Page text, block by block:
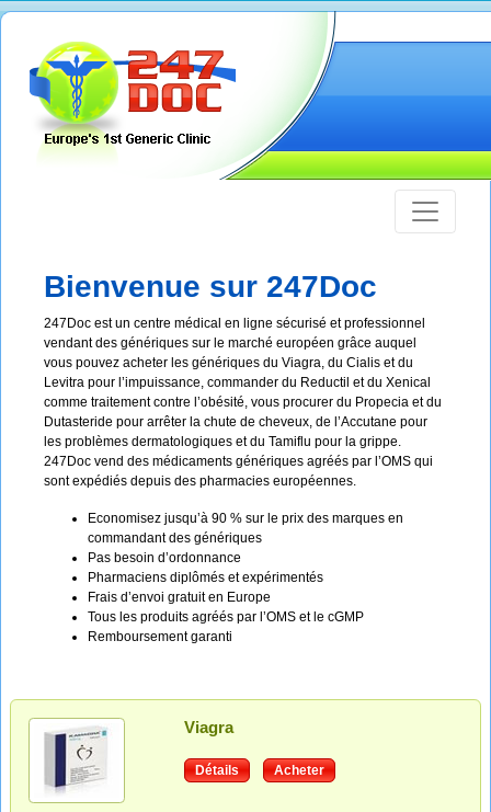
Bienvenue sur 247Doc
247Doc est un centre médical en ligne sécurisé et professionnel
vendant des génériques sur le marché européen grâce auquel
vous pouvez acheter les génériques du Viagra, du Cialis et du
Levitra pour l’impuissance, commander du Reductil et du Xenical
comme traitement contre l’obésité, vous procurer du Propecia et du
Dutasteride pour arrêter la chute de cheveux, de l’Accutane pour
les problèmes dermatologiques et du Tamiflu pour la grippe.
247Doc vend des médicaments génériques agréés par l’OMS qui
sont expédiés depuis des pharmacies européennes.
Economisez jusqu’à 90 % sur le prix des marques en
commandant des génériques
Pas besoin d’ordonnance
Pharmaciens diplômés et expérimentés
Frais d’envoi gratuit en Europe
Tous les produits agréés par l’OMS et le cGMP
Remboursement garanti
Viagra
Détails Acheter